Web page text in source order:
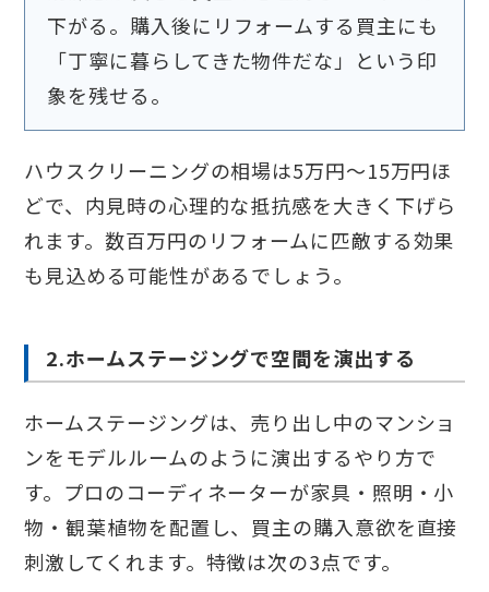
下がる。購入後にリフォームする買主にも
「丁寧に暮らしてきた物件だな」という印
象を残せる。
ハウスクリーニングの相場は5万円〜15万円ほ
どで、内見時の心理的な抵抗感を大きく下げら
れます。数百万円のリフォームに匹敵する効果
も見込める可能性があるでしょう。
2.ホームステージングで空間を演出する
ホームステージングは、売り出し中のマンショ
ンをモデルルームのように演出するやり方で
す。プロのコーディネーターが家具・照明・小
物・観葉植物を配置し、買主の購入意欲を直接
刺激してくれます。特徴は次の3点です。